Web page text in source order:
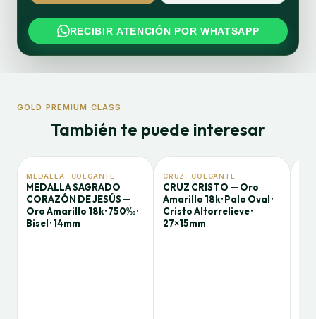
RECIBIR ATENCIÓN POR WHATSAPP
GOLD PREMIUM CLASS
También te puede interesar
MEDALLA · COLGANTE
MEDALLA SAGRADO
CORAZÓN DE JESÚS —
Oro Amarillo 18k · 750‰ ·
Bisel · 14mm
CRUZ · COLGANTE
CRUZ CRISTO — Oro
Amarillo 18k · Palo Oval ·
Cristo Altorrelieve ·
27×15mm